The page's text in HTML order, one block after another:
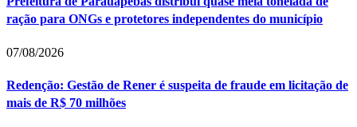
ração para ONGs e protetores independentes do município
07/08/2026
Redenção: Gestão de Rener é suspeita de fraude em licitação de
mais de R$ 70 milhões